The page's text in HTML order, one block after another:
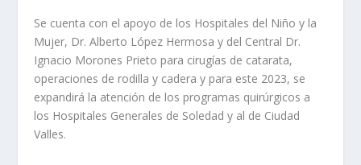
Se cuenta con el apoyo de los Hospitales del Niño y la
Mujer, Dr. Alberto López Hermosa y del Central Dr.
Ignacio Morones Prieto para cirugías de catarata,
operaciones de rodilla y cadera y para este 2023, se
expandirá la atención de los programas quirúrgicos a
los Hospitales Generales de Soledad y al de Ciudad
Valles.